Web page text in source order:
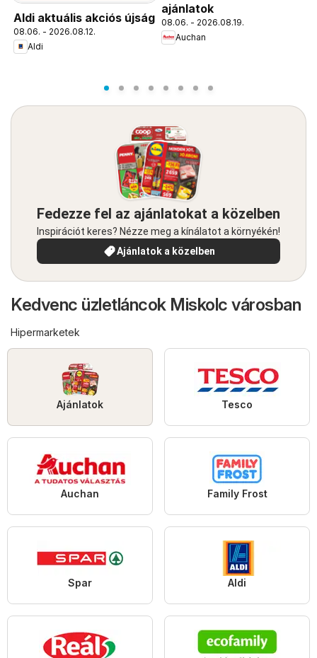
Aldi aktuális akciós újság
08.06. - 2026.08.12.
Aldi
ajánlatok
08.06. - 2026.08.19.
Auchan
Fedezze fel az ajánlatokat a közelben
Inspirációt keres? Nézze meg a kínálatot a környékén!
Ajánlatok a közelben
Kedvenc üzletláncok Miskolc városban
Hipermarketek
Ajánlatok Tesco
Auchan Family Frost
Spar Aldi